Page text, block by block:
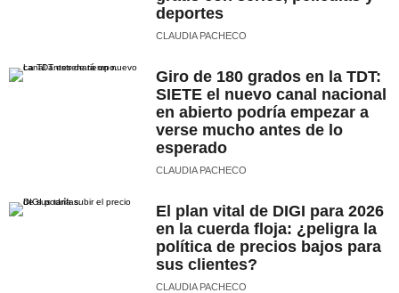
deportes
CLAUDIA PACHECO
Giro de 180 grados en la TDT:
SIETE el nuevo canal nacional
en abierto podría empezar a
verse mucho antes de lo
esperado
CLAUDIA PACHECO
El plan vital de DIGI para 2026
en la cuerda floja: ¿peligra la
política de precios bajos para
sus clientes?
CLAUDIA PACHECO